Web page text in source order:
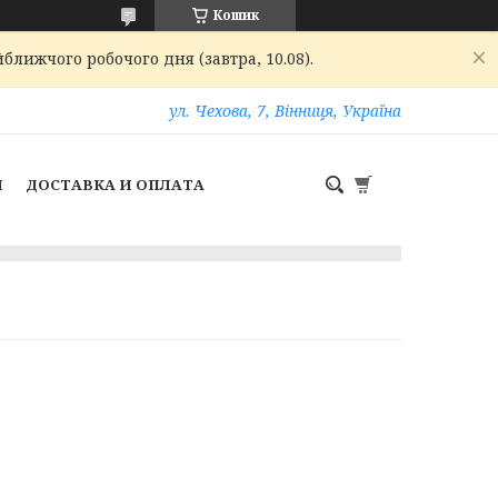
Кошик
робочого дня (завтра, 10.08).
ул. Чехова, 7, Вінниця, Україна
ДОСТАВКА И ОПЛАТА